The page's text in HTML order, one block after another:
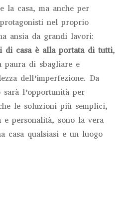
la casa, ma anche per
nel proprio
ansia da grandi lavori:
di casa è alla portata di tutti,
paura di sbagliare e
dell’imperfezione. Da
l’opportunità per
le soluzioni più semplici,
e personalità, sono la vera
casa qualsiasi e un luogo